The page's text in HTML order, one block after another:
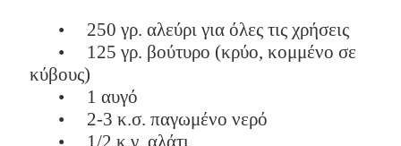
•
250 γρ. αλεύρι για όλες τις χρήσεις
•
125 γρ. βούτυρο (κρύο, κομμένο σε
κύβους)
•
1 αυγό
•
2-3 κ.σ. παγωμένο νερό
•
1/2 κ.γ. αλάτι